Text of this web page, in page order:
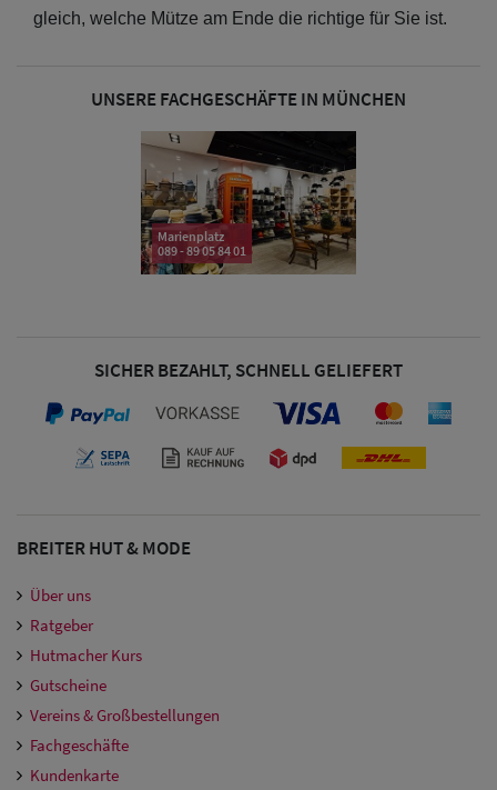
gleich, welche Mütze am Ende die richtige für Sie ist.
UNSERE FACHGESCHÄFTE IN MÜNCHEN
Marienplatz
089 - 89 05 84 01
SICHER BEZAHLT, SCHNELL GELIEFERT
BREITER HUT & MODE
Über uns
Ratgeber
Hutmacher Kurs
Gutscheine
Vereins & Großbestellungen
Fachgeschäfte
Kundenkarte